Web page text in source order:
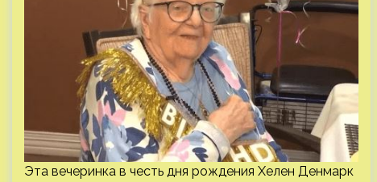
Эта вечеринка в честь дня рождения Хелен Денмарк